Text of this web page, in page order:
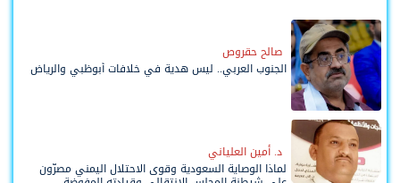
صالح حقروص
الجنوب العربي.. ليس هدية في خلافات أبوظبي والرياض
د. أمين العلياني
لماذا الوصاية السعودية وقوى الاحتلال اليمني مصرّون